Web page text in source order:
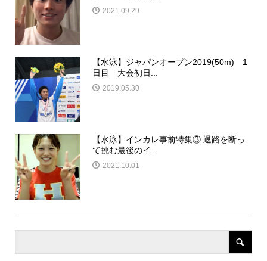
2021.09.29
【水泳】ジャパンオープン2019(50m) 1
日目 大会初日...
2019.05.30
【水泳】インカレ事前特集③ 退路を断っ
て挑む最後のイ...
2021.10.01